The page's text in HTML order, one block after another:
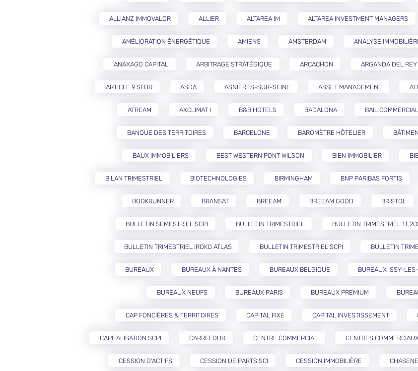
ALLIANZ IMMOVALOR ALLIER ALTAREA IM ALTAREA INVESTMENT MANAGERS
AMÉLIORATION ÉNERGÉTIQUE AMIENS AMSTERDAM ANALYSE
ANAXAGO CAPITAL ARBITRAGE STRATÉGIQUE ARCACHON ARGANDA DEL REY
ARTICLE 9 SFDR ASDA ASNIÈRES-SUR-SEINE ASSET MANAGEMENT
ATREAM AXCLIMAT I B&B HOTELS BADALONA BAIL COMMERCIAL
BANQUE DES TERRITOIRES BARCELONE BAROMÈTRE HÔTELIER
BAUX IMMOBILIERS BEST WESTERN PONT WILSON BIEN IMMOBILIER
BILAN TRIMESTRIEL BIOTECHNOLOGIES BIRMINGHAM BNP PARIBAS FORTIS
BOOKRUNNER BRANSAT BREEAM BREEAM GOOD BRISTOL
BULLETIN SEMESTRIEL SCPI BULLETIN TRIMESTRIEL BULLETIN TRIMESTRIEL 1T
BULLETIN TRIMESTRIEL IROKO ATLAS BULLETIN TRIMESTRIEL SCPI BULLETIN
BUREAUX BUREAUX À NANTES BUREAUX BELGIQUE BUREAUX ISSY-
BUREAUX NEUFS BUREAUX PARIS BUREAUX PREMIUM
CAP FONCIÈRES & TERRITOIRES CAPITAL FIXE CAPITAL INVESTISSEMENT
CAPITALISATION SCPI CARREFOUR CENTRE COMMERCIAL CENTRES
CESSION D’ACTIFS CESSION DE PARTS SCI CESSION IMMOBILIÈRE